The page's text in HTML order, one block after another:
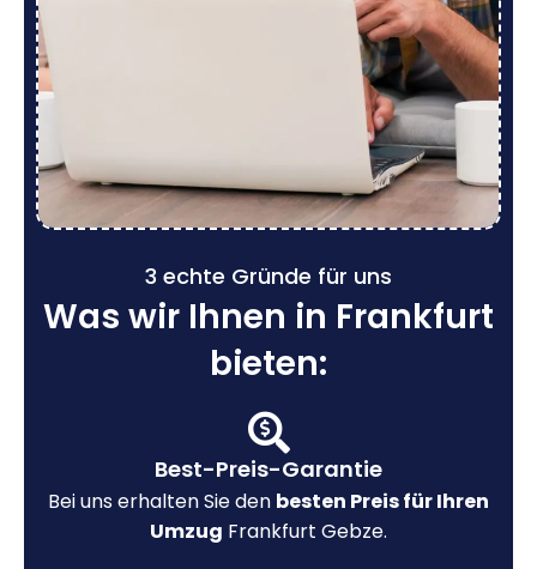
3 echte Gründe für uns
Was wir Ihnen in Frankfurt
bieten:
Best-Preis-Garantie
Bei uns erhalten Sie den besten Preis für Ihren
Umzug Frankfurt Gebze.